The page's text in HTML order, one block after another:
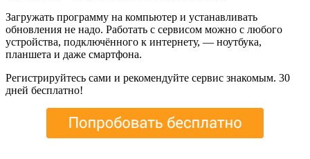
Загружать программу на компьютер и устанавливать
обновления не надо. Работать с сервисом можно с любого
устройства, подключённого к интернету, — ноутбука,
планшета и даже смартфона.
Регистрируйтесь сами и рекомендуйте сервис знакомым. 30
дней бесплатно!